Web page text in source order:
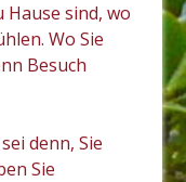
Hause sind, wo
Wo Sie
Besuch
denn, Sie
Sie